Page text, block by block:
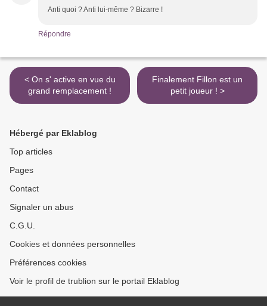
Anti quoi ? Anti lui-même ? Bizarre !
Répondre
< On s' active en vue du
grand remplacement !
Finalement Fillon est un
petit joueur ! >
Hébergé par Eklablog
Top articles
Pages
Contact
Signaler un abus
C.G.U.
Cookies et données personnelles
Préférences cookies
Voir le profil de trublion sur le portail Eklablog